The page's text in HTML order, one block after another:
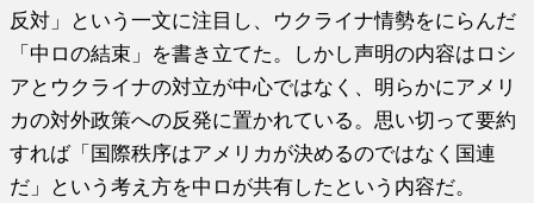
反対」という一文に注目し、ウクライナ情勢をにらんだ
「中ロの結束」を書き立てた。しかし声明の内容はロシ
アとウクライナの対立が中心ではなく、明らかにアメリ
カの対外政策への反発に置かれている。思い切って要約
すれば「国際秩序はアメリカが決めるのではなく国連
だ」という考え方を中ロが共有したという内容だ。